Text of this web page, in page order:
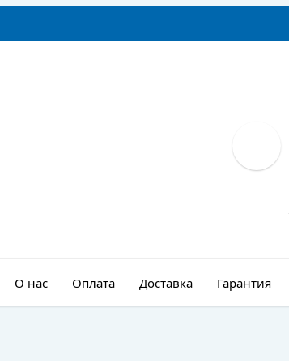
О нас Оплата Доставка Гарантия